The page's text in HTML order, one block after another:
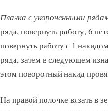
Планка с укороченными
ряда, повернуть работу, 6
повернуть работу с 1
ряда, затем в следующем
этом поворотный накид
На правой полочке вязать в